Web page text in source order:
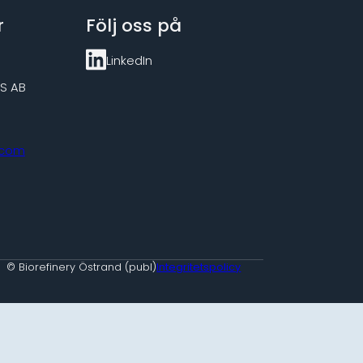
AB
Följ oss på
LinkedIn
© Biorefinery Östrand (publ)Integritetspolicy